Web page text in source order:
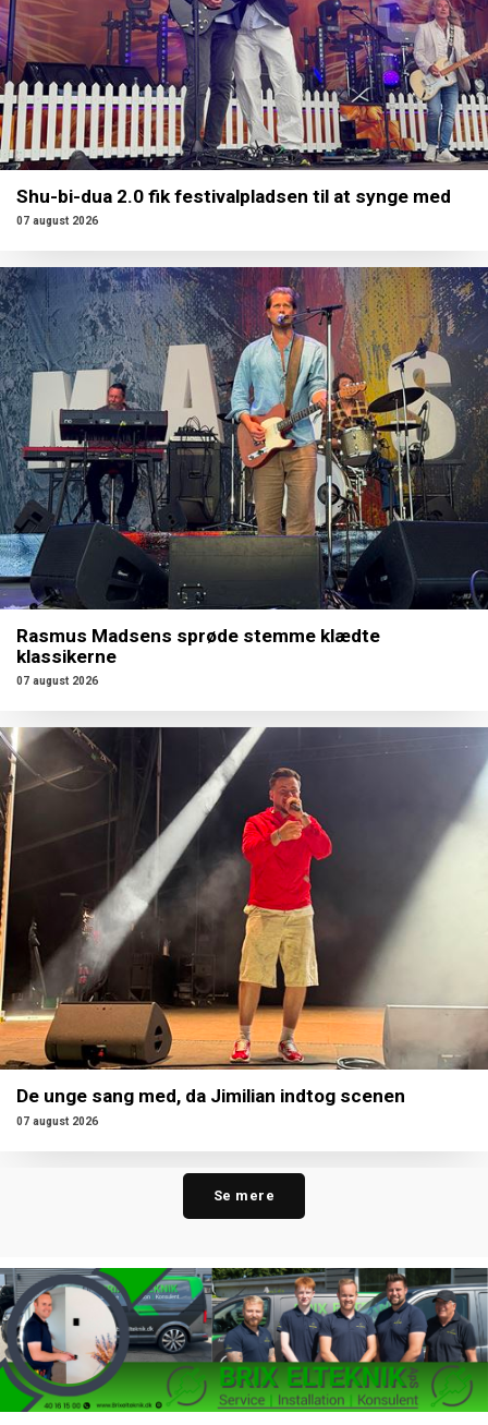
Shu-bi-dua 2.0 fik festivalpladsen til at synge med
07 august 2026
Rasmus Madsens sprøde stemme klædte
klassikerne
07 august 2026
De unge sang med, da Jimilian indtog scenen
07 august 2026
Se mere